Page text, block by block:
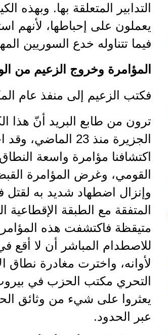
التدابير المتعلقة بها. وبهذه
يعملون على إحباطها، لأنهم
فيما تتناوله خدع السوريين
المؤامرة وخروج الزعيم من
فكتب الزعيم إلى منفذ عام المكسيك في
ترون من طابع البريد أنّ
اكتشافنا مؤامرة واسعة
القومي، وغرض المؤامرة
وإنزال اضطهاد شديد به لقتل
المتفقة مع الطبقة الإقطاعية
متيقظة فاكتشفت هذه
للاصطدام المباشر أن لا
يعثروا على شيء من وثائق
عبر الحدود.